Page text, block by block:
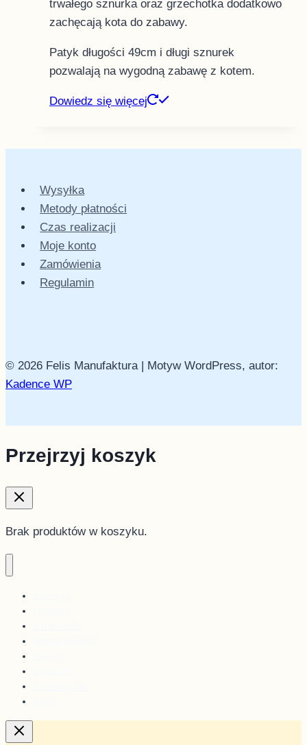
trwałego sznurka oraz grzechotka dodatkowo
zachęcają kota do zabawy.
Patyk długości 49cm i długi sznurek
pozwalają na wygodną zabawę z kotem.
Dowiedz się więcej
Wysyłka
Metody płatności
Czas realizacji
Moje konto
Zamówienia
Regulamin
© 2026 Felis Manufaktura | Motyw WordPress, autor:
Kadence WP
Przejrzyj koszyk
Brak produktów w koszyku.